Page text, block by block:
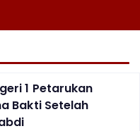
1 Petarukan
Bakti Setelah